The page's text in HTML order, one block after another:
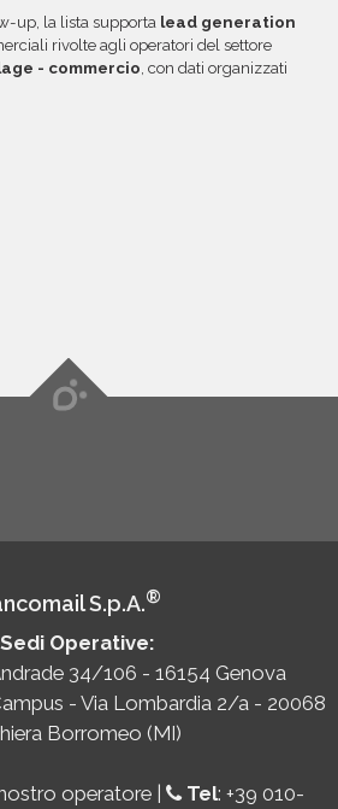
up, la lista supporta lead generation
rivolte agli operatori del settore
- commercio , con dati organizzati
S.p.A.®
Sedi Operative:
34/106 - 16154 Genova
- Via Lombardia 2/a - 20068
Borromeo (MI)
operatore | Tel: +39 010-